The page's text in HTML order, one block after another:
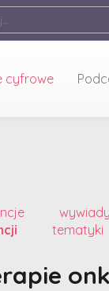
cyfrowe
wywiady
tematyki